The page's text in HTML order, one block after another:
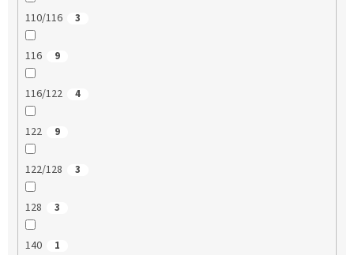
110/116 3
116 9
116/122 4
122 9
122/128 3
128 3
140 1